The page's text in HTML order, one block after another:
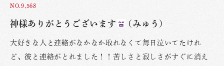
NO.9,568
神様ありがとうございます (みゅう)
大好きな人と連絡がなかなか取れなくて毎日泣いてたけれ
ど、彼と連絡がとれました！！苦しさと寂しさがすぐに消え